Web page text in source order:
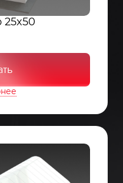
25x50